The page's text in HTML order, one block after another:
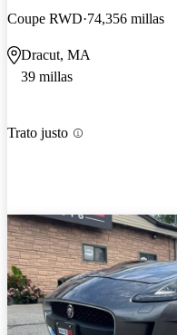
Coupe RWD 74,356 millas
Dracut, MA
39 millas
Trato justo